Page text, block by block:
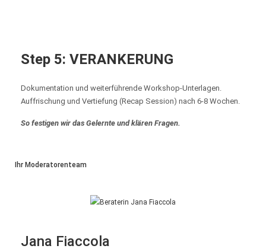
Step 5: VERANKERUNG
Dokumentation und weiterführende Workshop-Unterlagen.
Auffrischung und Vertiefung (Recap Session) nach 6-8 Wochen.
So festigen wir das Gelernte und klären Fragen.
Ihr Moderatorenteam
Jana Fiaccola